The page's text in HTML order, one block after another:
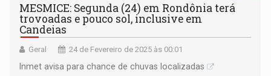
MESMICE: Segunda (24) em Rondônia terá
trovoadas e pouco sol, inclusive em
Candeias
Geral 24 de Fevereiro de 2025 às 00:01
Inmet avisa para chance de chuvas localizadas